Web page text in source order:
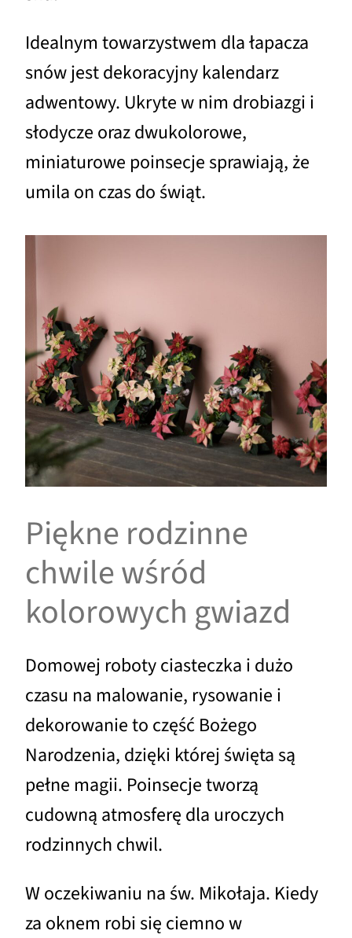
Idealnym towarzystwem dla łapacza
snów jest dekoracyjny kalendarz
adwentowy. Ukryte w nim drobiazgi i
słodycze oraz dwukolorowe,
miniaturowe poinsecje sprawiają, że
umila on czas do świąt.
Piękne rodzinne
chwile wśród
kolorowych gwiazd
Domowej roboty ciasteczka i dużo
czasu na malowanie, rysowanie i
dekorowanie to część Bożego
Narodzenia, dzięki której święta są
pełne magii. Poinsecje tworzą
cudowną atmosferę dla uroczych
rodzinnych chwil.
W oczekiwaniu na św. Mikołaja. Kiedy
za oknem robi się ciemno w